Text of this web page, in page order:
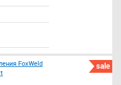
sale
FoxWeld